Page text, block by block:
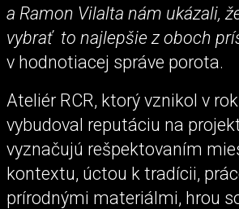
a Ramon Vilalta nám ukázali,
vybrať to najlepšie z oboch
v hodnotiacej správe porota.
Ateliér RCR, ktorý vznikol v
vybudoval reputáciu na
vyznačujú rešpektovaním
kontextu, úctou k tradícii,
prírodnými materiálmi, hrou